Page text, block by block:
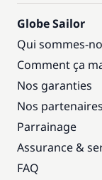
Globe Sailor
Qui sommes-
Comment ça
Nos garanties
Nos partenaires
Parrainage
Assurance &
FAQ